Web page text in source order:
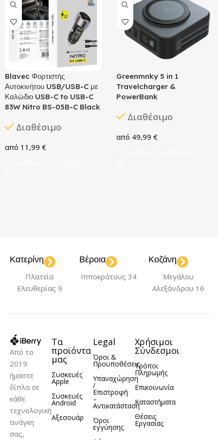
Blavec Φορτιστής
Αυτοκινήτου USB/USB-C με
Καλώδιο USB-C to USB-C
83W Nitro BS-05B-C Black
Διαθέσιμο
11,99 €
Greenmnky 5 in 1
Travelcharger &
PowerBank
Διαθέσιμο
49,99 €
Κατερίνη
Πλατεία
Ελευθερίας 9
Βέροια
Ιπποκράτους 34
Κοζάνη
Μεγάλου
Αλεξάνδρου 16
Από το
2019
ήμαστε
δίπλα σε
κάθε
τεχνολογική
ανάγκη
σας,
Τα
προϊόντα
μας
Συσκευές
Apple
Συσκευές
Android
Αξεσουάρ
Legal
Όροι &
Προϋποθέσεις
Υπαναχώρηση
/
Επιστροφή
–
Αντικατάσταση
Όροι
εγγύησης
Χρήσιμοι
Σύνδεσμοι
Τρόποι
Πληρωμής
Επικοινωνία
Καταστήματα
Θέσεις
Εργασίας